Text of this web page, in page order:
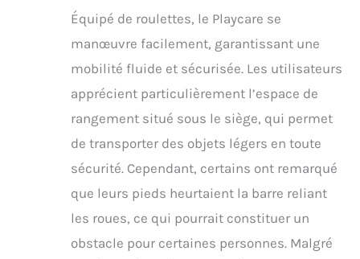
Équipé de roulettes, le Playcare se
manœuvre facilement, garantissant une
mobilité fluide et sécurisée. Les utilisateurs
apprécient particulièrement l’espace de
rangement situé sous le siège, qui permet
de transporter des objets légers en toute
sécurité. Cependant, certains ont remarqué
que leurs pieds heurtaient la barre reliant
les roues, ce qui pourrait constituer un
obstacle pour certaines personnes. Malgré